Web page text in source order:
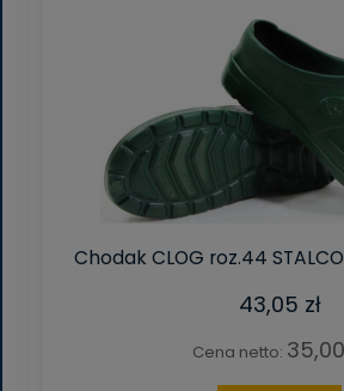
Chodak CLOG roz.44
43,05 zł
Cena netto: